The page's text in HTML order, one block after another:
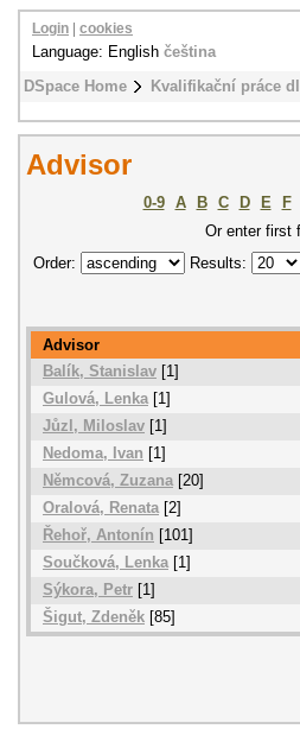
DSpace Home Kvalifikační práce
Login cookies
Language: English čeština
Advisor
0-9 A B C D E F
Or enter first
Order:
Results:
Advisor
Balík, Stanislav [1]
Gulová, Lenka[1]
Jůzl, Miloslav [1]
Nedoma, Ivan [1]
Němcová, Zuzana [20]
Oralová, Renata[2]
Řehoř, Antonín [101]
Součková, Lenka[1]
Sýkora, Petr [1]
Šigut, Zdeněk [85]